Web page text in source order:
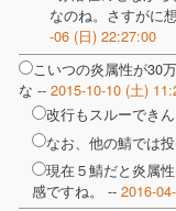
なのね。さすがに
-06 (日) 22:27:00
こいつの炎属性が30
な -- 2015-10-10 (土)
改行もスルーでき
なお、他の鯖では
現在５鯖だと炎属
感ですね。 -- 2016-